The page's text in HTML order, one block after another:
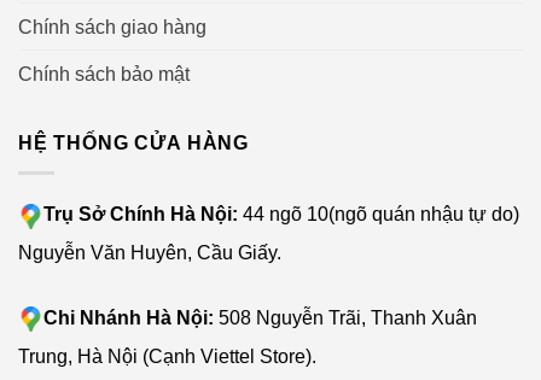
Nhiều chức năng để người dùng dễ dàng sử dụng
Chính sách giao hàng
Chính sách bảo mật
HỆ THỐNG CỬA HÀNG
Trụ Sở Chính Hà Nội: 44 ngõ 10(ngõ quán nhậu tự do)
Nguyễn Văn Huyên, Cầu Giấy.
Chi Nhánh Hà Nội: 508 Nguyễn Trãi, Thanh Xuân
Trung, Hà Nội (Cạnh Viettel Store).